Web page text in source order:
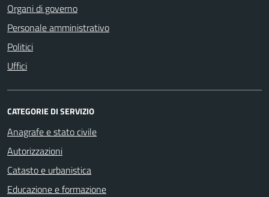
Organi di governo
Personale amministrativo
Politici
Uffici
CATEGORIE DI SERVIZIO
Anagrafe e stato civile
Autorizzazioni
Catasto e urbanistica
Educazione e formazione